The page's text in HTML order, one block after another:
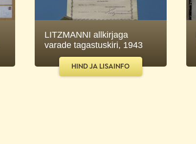
LITZMANNI allkirjaga
varade tagastuskiri, 1943
HIND JA LISAINFO